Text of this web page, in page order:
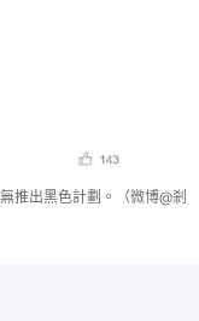
推出黑色計劃。（微博@剎